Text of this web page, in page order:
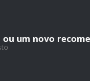
um novo